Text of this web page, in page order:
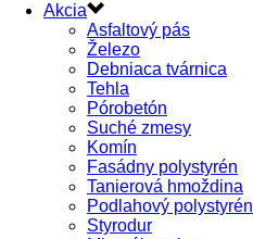
Akcia
Asfaltový pás
Železo
Debniaca tvárnica
Tehla
Pórobetón
Suché zmesy
Komín
Fasádny polystyrén
Tanierová hmoždina
Podlahový polystyrén
Styrodur